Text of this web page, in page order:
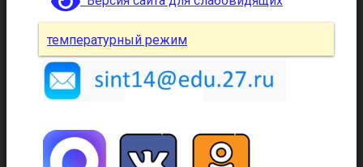
температурный режим